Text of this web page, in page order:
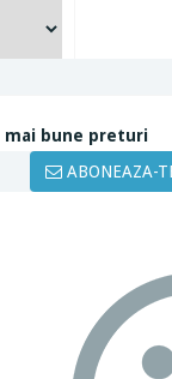
mai bune preturi
ABONEAZA-